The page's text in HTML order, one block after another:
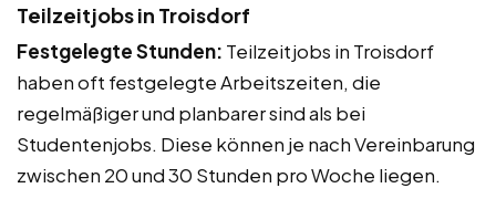
Teilzeitjobs in Troisdorf
Festgelegte Stunden: Teilzeitjobs in Troisdorf
haben oft festgelegte Arbeitszeiten, die
regelmäßiger und planbarer sind als bei
Studentenjobs. Diese können je nach Vereinbarung
zwischen 20 und 30 Stunden pro Woche liegen.